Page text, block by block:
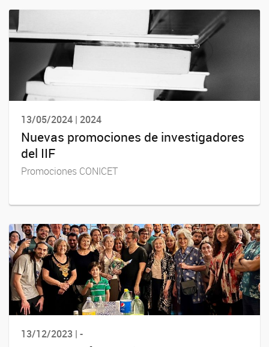
13/05/2024 | 2024
Nuevas promociones de investigadores
del IIF
Promociones CONICET
13/12/2023 | -